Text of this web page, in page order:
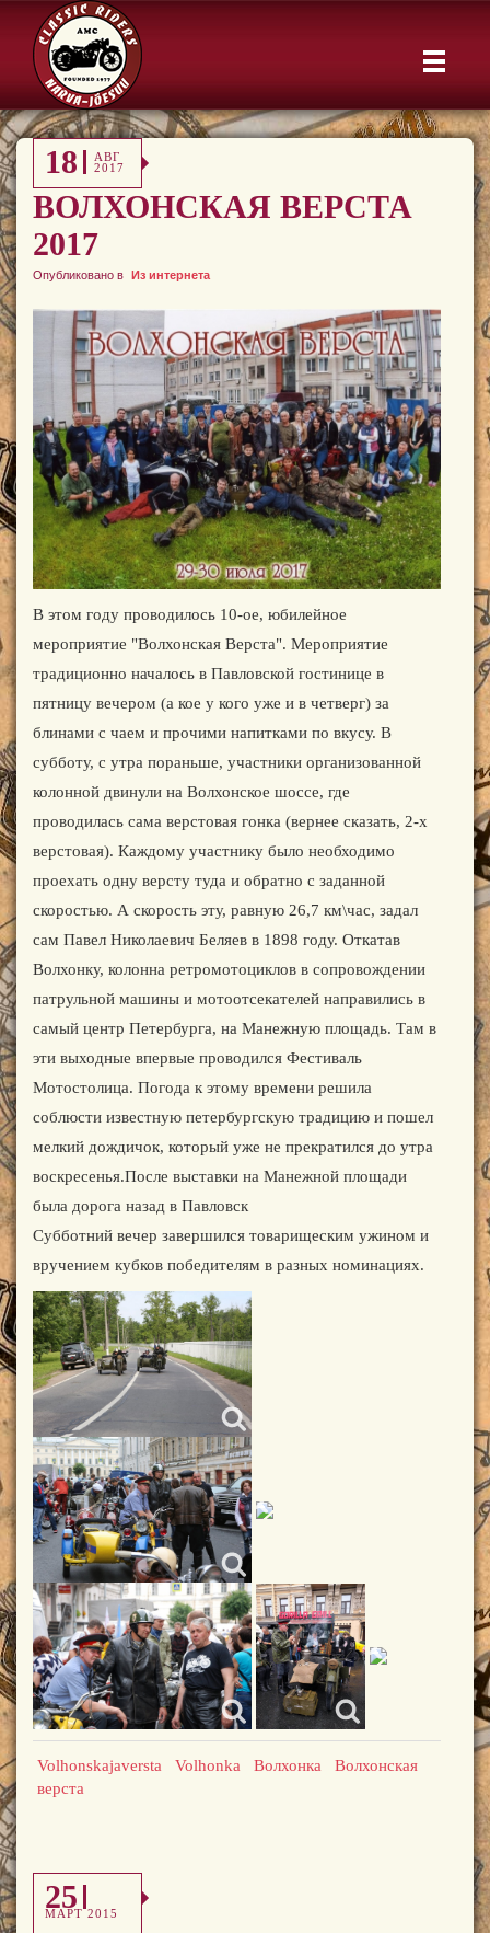
18
АВГ
2017
ВОЛХОНСКАЯ ВЕРСТА
2017
Опубликовано в Из интернета
В этом году проводилось 10-ое, юбилейное
мероприятие "Волхонская Верста". Мероприятие
традиционно началось в Павловской гостинице в
пятницу вечером (а кое у кого уже и в четверг) за
блинами с чаем и прочими напитками по вкусу. В
субботу, с утра пораньше, участники организованной
колонной двинули на Волхонское шоссе, где
проводилась сама верстовая гонка (вернее сказать, 2-х
верстовая). Каждому участнику было необходимо
проехать одну версту туда и обратно с заданной
скоростью. А скорость эту, равную 26,7 км\час, задал
сам Павел Николаевич Беляев в 1898 году. Откатав
Волхонку, колонна ретромотоциклов в сопровождении
патрульной машины и мотоотсекателей направились в
самый центр Петербурга, на Манежную площадь. Там в
эти выходные впервые проводился Фестиваль
Мотостолица. Погода к этому времени решила
соблюсти известную петербургскую традицию и пошел
мелкий дождичок, который уже не прекратился до утра
воскресенья.После выставки на Манежной площади
была дорога назад в Павловск
Субботний вечер завершился товарищеским ужином и
вручением кубков победителям в разных номинациях.
Volhonskajaversta Volhonka Волхонка
Волхонская
верста
25
МАРТ 2015